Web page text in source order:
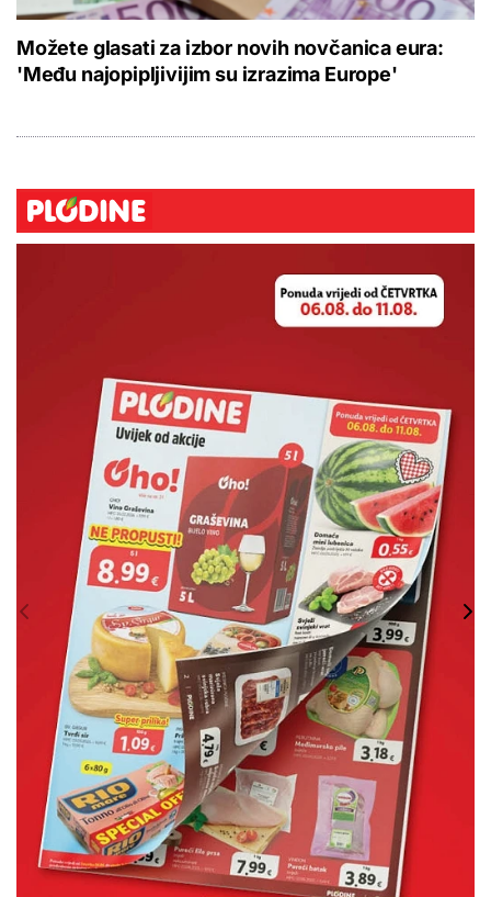
Možete glasati za izbor novih novčanica eura:
'Među najopipljivijim su izrazima Europe'